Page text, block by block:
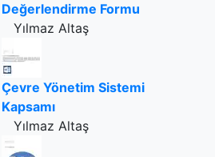
Değerlendirme Formu
Yılmaz Altaş
Çevre Yönetim Sistemi
Kapsamı
Yılmaz Altaş